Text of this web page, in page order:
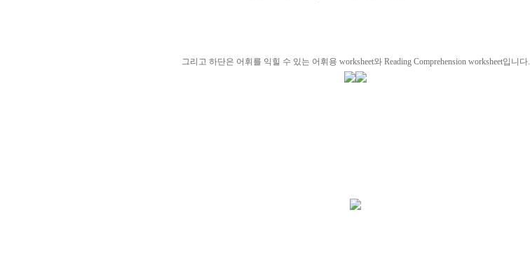
그리고 하단은 어휘를 익힐 수 있는 어휘용 worksheet와 Reading Comprehension worksheet입니다.